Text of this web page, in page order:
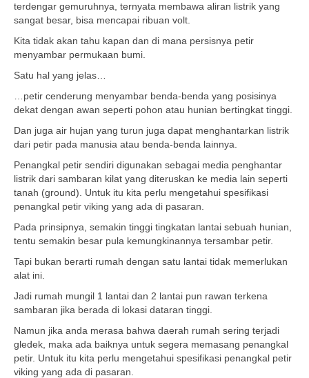
terdengar gemuruhnya, ternyata membawa aliran listrik yang
sangat besar, bisa mencapai ribuan volt.
Kita tidak akan tahu kapan dan di mana persisnya petir
menyambar permukaan bumi.
Satu hal yang jelas…
…petir cenderung menyambar benda-benda yang posisinya
dekat dengan awan seperti pohon atau hunian bertingkat tinggi.
Dan juga air hujan yang turun juga dapat menghantarkan listrik
dari petir pada manusia atau benda-benda lainnya.
Penangkal petir sendiri digunakan sebagai media penghantar
listrik dari sambaran kilat yang diteruskan ke media lain seperti
tanah (ground). Untuk itu kita perlu mengetahui spesifikasi
penangkal petir viking yang ada di pasaran.
Pada prinsipnya, semakin tinggi tingkatan lantai sebuah hunian,
tentu semakin besar pula kemungkinannya tersambar petir.
Tapi bukan berarti rumah dengan satu lantai tidak memerlukan
alat ini.
Jadi rumah mungil 1 lantai dan 2 lantai pun rawan terkena
sambaran jika berada di lokasi dataran tinggi.
Namun jika anda merasa bahwa daerah rumah sering terjadi
gledek, maka ada baiknya untuk segera memasang penangkal
petir. Untuk itu kita perlu mengetahui spesifikasi penangkal petir
viking yang ada di pasaran.